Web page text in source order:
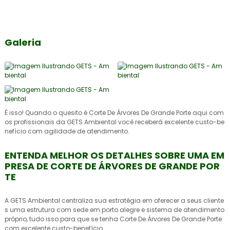
Galeria
É isso! Quando o quesito é Corte De Árvores De Grande Porte aqui com
os profissionais da GETS Ambiental você receberá excelente custo-be
nefício com agilidade de atendimento.
ENTENDA MELHOR OS DETALHES SOBRE UMA EM
PRESA DE CORTE DE ÁRVORES DE GRANDE POR
TE
A GETS Ambiental centraliza sua estratégia em oferecer a seus cliente
s uma estrutura com sede em porto alegre e sistema de atendimento
próprio, tudo isso para que se tenha Corte De Árvores De Grande Porte
com excelente custo-benefício.